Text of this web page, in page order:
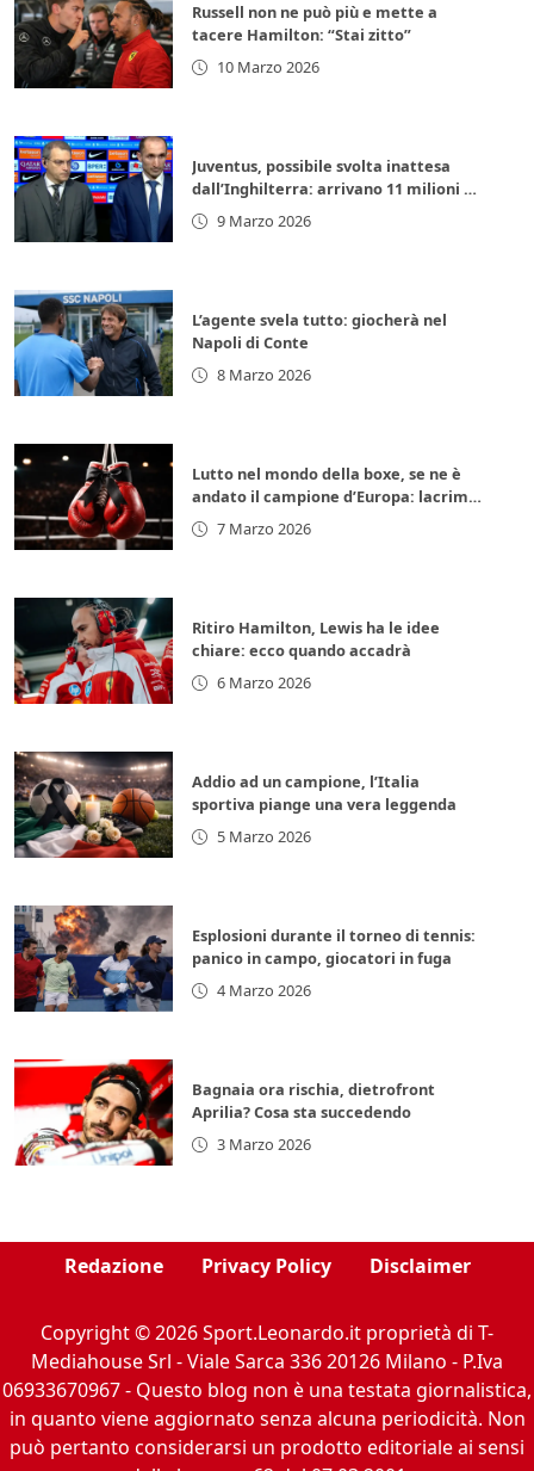
Russell non ne può più e mette a
tacere Hamilton: “Stai zitto”
10 Marzo 2026
Juventus, possibile svolta inattesa
dall’Inghilterra: arrivano 11 milioni di
euro subito
9 Marzo 2026
L’agente svela tutto: giocherà nel
Napoli di Conte
8 Marzo 2026
Lutto nel mondo della boxe, se ne è
andato il campione d’Europa: lacrime
per la leggenda italiana
7 Marzo 2026
Ritiro Hamilton, Lewis ha le idee
chiare: ecco quando accadrà
6 Marzo 2026
Addio ad un campione, l’Italia
sportiva piange una vera leggenda
5 Marzo 2026
Esplosioni durante il torneo di tennis:
panico in campo, giocatori in fuga
4 Marzo 2026
Bagnaia ora rischia, dietrofront
Aprilia? Cosa sta succedendo
3 Marzo 2026
Redazione Privacy Policy Disclaimer
Copyright © 2026 Sport.Leonardo.it proprietà di T-
Mediahouse Srl - Viale Sarca 336 20126 Milano - P.Iva
06933670967 - Questo blog non è una testata giornalistica,
in quanto viene aggiornato senza alcuna periodicità. Non
può pertanto considerarsi un prodotto editoriale ai sensi